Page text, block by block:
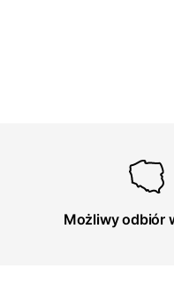
Możliwy odbiór